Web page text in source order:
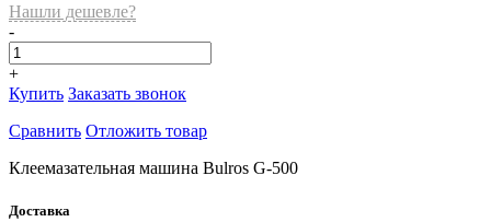
Нашли дешевле?
-
+
Купить Заказать звонок
Сравнить Отложить товар
Клеемазательная машина Bulros G-500
Доставка